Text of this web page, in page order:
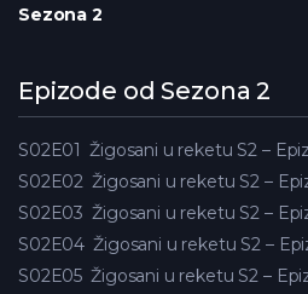
Sezona 2
Epizode od Sezona 2
S02E01 Žigosani u reketu S2 –
S02E02 Žigosani u reketu S2 –
S02E03 Žigosani u reketu S2 –
S02E04 Žigosani u reketu S2 –
S02E05 Žigosani u reketu S2 –